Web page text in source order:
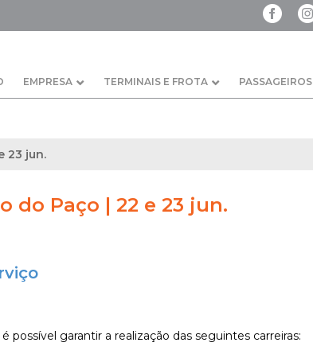
EMPRESA TERMINAIS E FROTA PASSAGEIROS
23 jun.
do Paço | 22 e 23 jun.
possível garantir a realização das seguintes carreiras: